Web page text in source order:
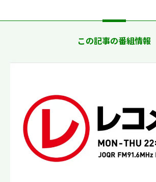
この記事の番組情報